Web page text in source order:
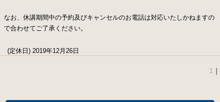
なお、休講期間中の予約及びキャンセルのお電話は対応いたしかねますの
で合わせてご了承ください。
(定休日) 2019年12月26日
1 ｜